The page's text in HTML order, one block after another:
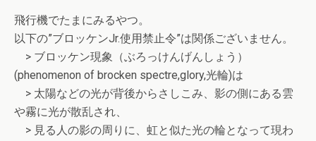
飛行機でたまにみるやつ。
以下の”ブロッケンJr.使用禁止令”は関係ございません。
> ブロッケン現象（ぶろっけんげんしょう）
(phenomenon of brocken spectre,glory,光輪)は
> 太陽などの光が背後からさしこみ、影の側にある雲
や霧に光が散乱され、
> 見る人の影の周りに、虹と似た光の輪となって現わ